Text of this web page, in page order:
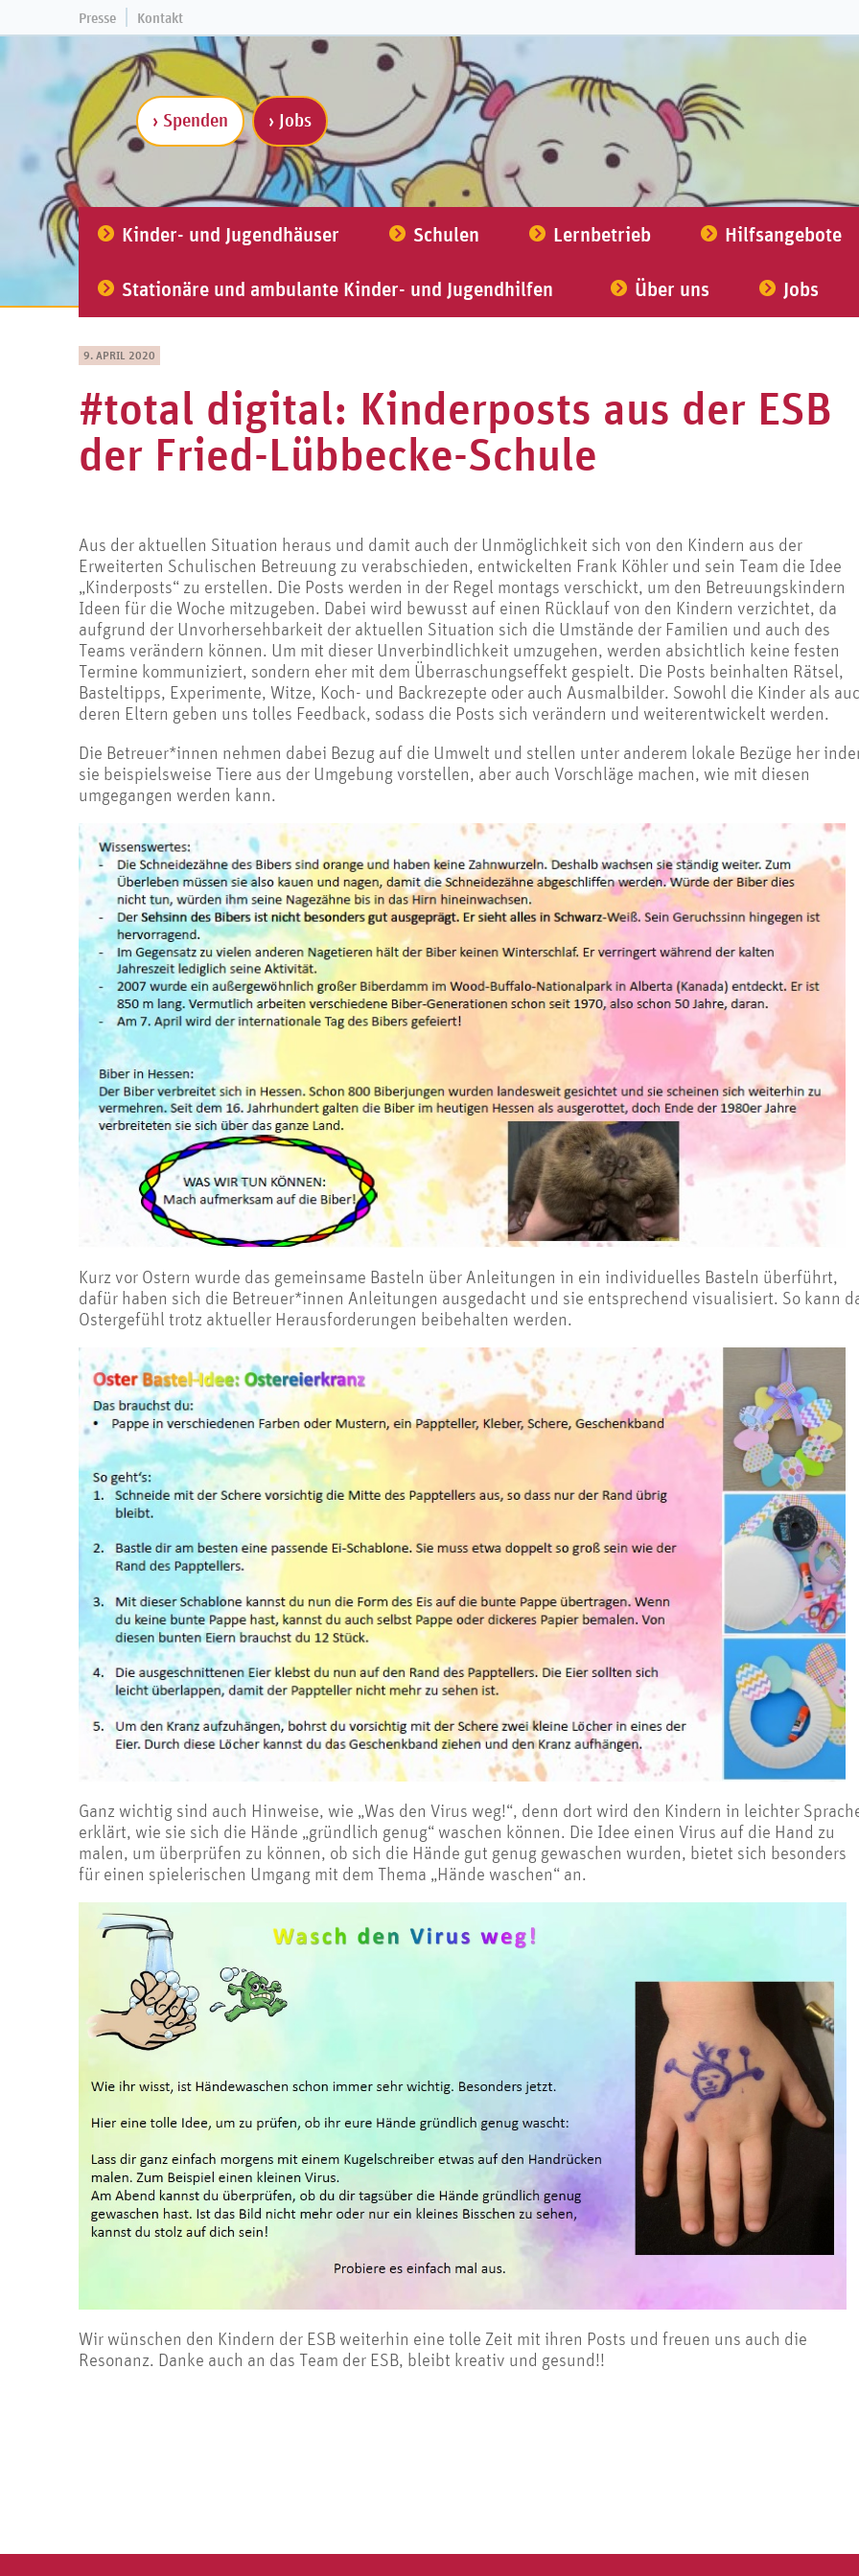
Presse Kontakt
› Spenden › Jobs
Kinder- und Jugendhäuser Schulen Lernbetrieb Hilfsangebote
Stationäre und ambulante Kinder- und Jugendhilfen Über uns Jobs
9. APRIL 2020
#total digital: Kinderposts aus der ESB
der Fried-Lübbecke-Schule
Aus der aktuellen Situation heraus und damit auch der Unmöglichkeit sich von den Kindern aus der
Erweiterten Schulischen Betreuung zu verabschieden, entwickelten Frank Köhler und sein Team die Idee
„Kinderposts“ zu erstellen. Die Posts werden in der Regel montags verschickt, um den Betreuungskindern
Ideen für die Woche mitzugeben. Dabei wird bewusst auf einen Rücklauf von den Kindern verzichtet, da
aufgrund der Unvorhersehbarkeit der aktuellen Situation sich die Umstände der Familien und auch des
Teams verändern können. Um mit dieser Unverbindlichkeit umzugehen, werden absichtlich keine festen
Termine kommuniziert, sondern eher mit dem Überraschungseffekt gespielt. Die Posts beinhalten Rätsel,
Basteltipps, Experimente, Witze, Koch- und Backrezepte oder auch Ausmalbilder. Sowohl die Kinder als
deren Eltern geben uns tolles Feedback, sodass die Posts sich verändern und weiterentwickelt werden.
Die Betreuer*innen nehmen dabei Bezug auf die Umwelt und stellen unter anderem lokale Bezüge her
sie beispielsweise Tiere aus der Umgebung vorstellen, aber auch Vorschläge machen, wie mit diesen
umgegangen werden kann.
Kurz vor Ostern wurde das gemeinsame Basteln über Anleitungen in ein individuelles Basteln überführt,
dafür haben sich die Betreuer*innen Anleitungen ausgedacht und sie entsprechend visualisiert. So kann
Ostergefühl trotz aktueller Herausforderungen beibehalten werden.
Ganz wichtig sind auch Hinweise, wie „Was den Virus weg!“, denn dort wird den Kindern in leichter
erklärt, wie sie sich die Hände „gründlich genug“ waschen können. Die Idee einen Virus auf die Hand zu
malen, um überprüfen zu können, ob sich die Hände gut genug gewaschen wurden, bietet sich besonders
für einen spielerischen Umgang mit dem Thema „Hände waschen“ an.
Wir wünschen den Kindern der ESB weiterhin eine tolle Zeit mit ihren Posts und freuen uns auch die
Resonanz. Danke auch an das Team der ESB, bleibt kreativ und gesund!!